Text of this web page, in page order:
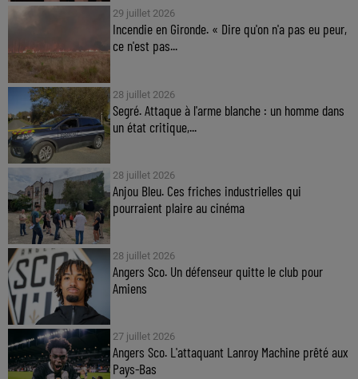
29 juillet 2026
Incendie en Gironde. « Dire qu'on n'a pas eu peur,
ce n'est pas...
28 juillet 2026
Segré. Attaque à l'arme blanche : un homme dans
un état critique,...
28 juillet 2026
Anjou Bleu. Ces friches industrielles qui
pourraient plaire au cinéma
28 juillet 2026
Angers Sco. Un défenseur quitte le club pour
Amiens
27 juillet 2026
Angers Sco. L'attaquant Lanroy Machine prêté aux
Pays-Bas